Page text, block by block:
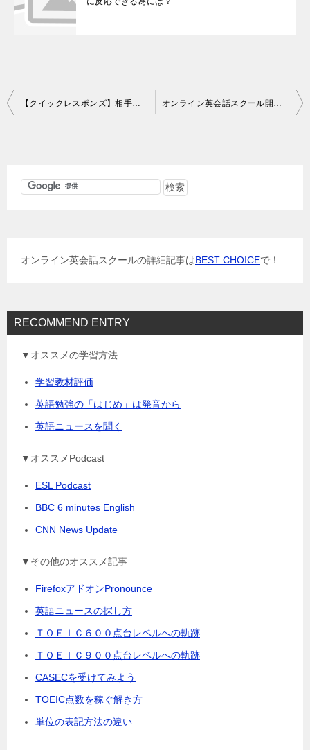
投
オンライン英会話スクールの詳細記事はBEST CHOICEで！
RECOMMEND ENTRY
▼オススメの学習方法
学習教材評価
英語勉強の「はじめ」は発音から
英語ニュースを聞く
▼オススメPodcast
ESL Podcast
BBC 6 minutes English
CNN News Update
▼その他のオススメ記事
FirefoxアドオンPronounce
英語ニュースの探し方
ＴＯＥＩＣ６００点台レベルへの軌跡
ＴＯＥＩＣ９００点台レベルへの軌跡
CASECを受けてみよう
TOEIC点数を稼ぐ解き方
単位の表記方法の違い